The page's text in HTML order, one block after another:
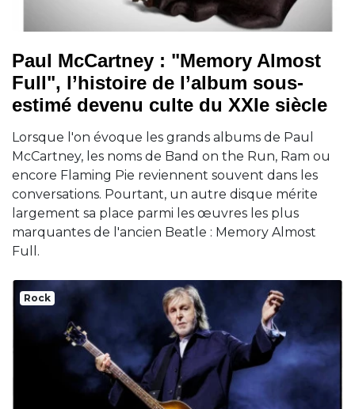
Paul McCartney : "Memory Almost
Full", l’histoire de l’album sous-
estimé devenu culte du XXIe siècle
Lorsque l'on évoque les grands albums de Paul
McCartney, les noms de Band on the Run, Ram ou
encore Flaming Pie reviennent souvent dans les
conversations. Pourtant, un autre disque mérite
largement sa place parmi les œuvres les plus
marquantes de l'ancien Beatle : Memory Almost
Full.
Rock